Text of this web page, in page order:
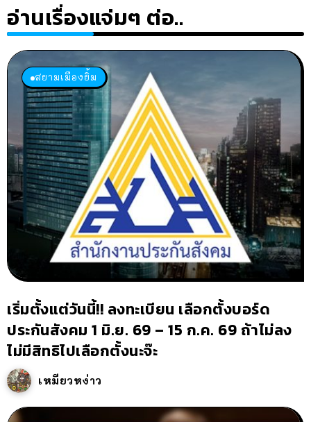
อ่านเรื่องแจ่มๆ ต่อ..
สยามเมืองยิ้ม
เริ่มตั้งแต่วันนี้!! ลงทะเบียน เลือกตั้งบอร์ด
ประกันสังคม 1 มิ.ย. 69 – 15 ก.ค. 69 ถ้าไม่ลง
ไม่มีสิทธิไปเลือกตั้งนะจ๊ะ
เหมียวหง่าว